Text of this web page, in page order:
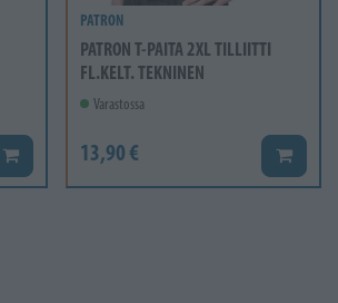
Lisää koriin
PATRON
PATRON T-PAITA 2XL TILLIITTI
FL.KELT. TEKNINEN
Varastossa
13,90 € Lisää